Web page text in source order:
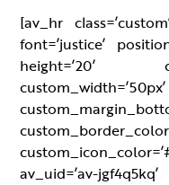
[av_hr
font=’justice’
height=’20’
av_uid=’av-